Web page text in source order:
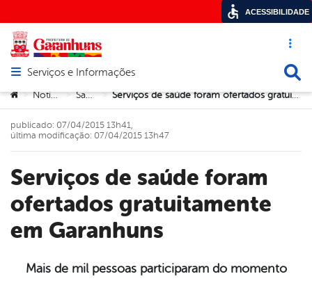
Acesso
Abrir menu principal de navegação
Serviços e Informações
Você está aqui:
> Notícias > Saúde > Serviços de saúde foram ofertados gratuitamente em Garanhuns
Serviços de saúde foram
ofertados gratuitamente
em Garanhuns
publicado: 07/04/2015 13h41,
última modificação: 07/04/2015 13h47
Mais de mil pessoas participaram do momento
ACESSIBILIDADE